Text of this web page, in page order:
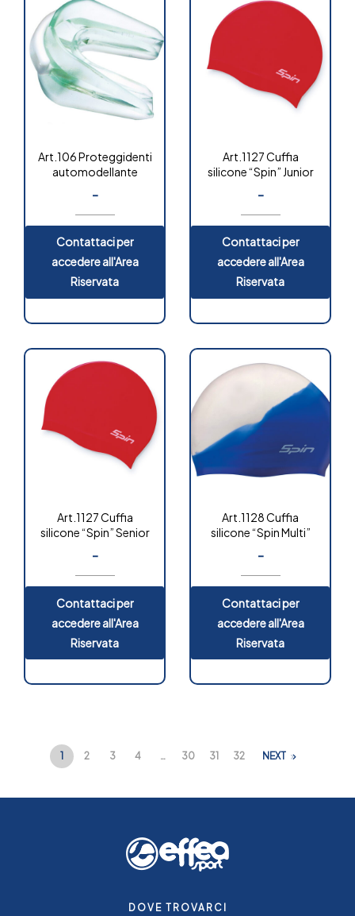
OUT OF
STOCK
Art.106 Proteggidenti
automodellante
-
Contattaci per
accedere all'Area
Riservata
Art.1127 Cuffia
silicone “Spin” Junior
-
Contattaci per
accedere all'Area
Riservata
Art.1127 Cuffia
silicone “Spin” Senior
-
Contattaci per
accedere all'Area
Riservata
Art.1128 Cuffia
silicone “Spin Multi”
-
Contattaci per
accedere all'Area
Riservata
1 2 3 4 … 30 31 32 NEXT
DOVE TROVARCI